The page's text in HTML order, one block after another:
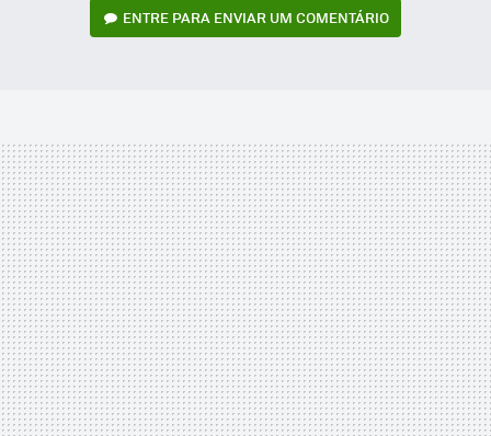
ENTRE PARA ENVIAR UM COMENTÁRIO